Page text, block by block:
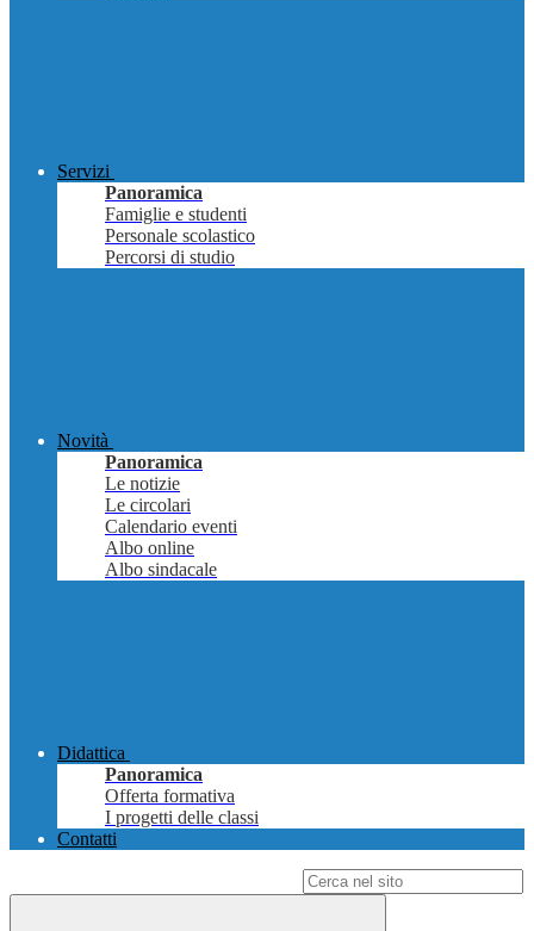
Servizi
Panoramica
Famiglie e studenti
Personale scolastico
Percorsi di studio
Novità
Panoramica
Le notizie
Le circolari
Calendario eventi
Albo online
Albo sindacale
Didattica
Panoramica
Offerta formativa
I progetti delle classi
Contatti